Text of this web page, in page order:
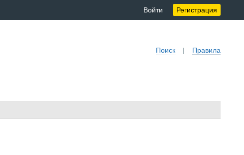
Войти Регистрация
Поиск | Правила